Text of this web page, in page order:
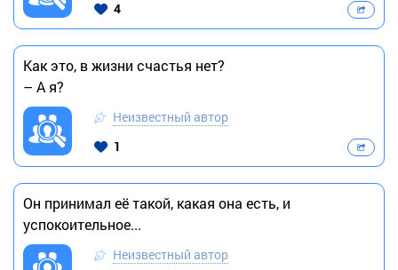
4
Как это, в жизни счастья нет?
– А я?
Неизвестный автор
1
Он принимал её такой, какая она есть, и
успокоительное...
Неизвестный автор